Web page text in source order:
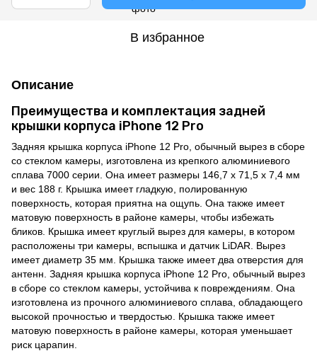
В избранное
Описание
Преимущества и комплектация задней
крышки корпуса iPhone 12 Pro
Задняя крышка корпуса iPhone 12 Pro, обычный вырез в сборе
со стеклом камеры, изготовлена из крепкого алюминиевого
сплава 7000 серии. Она имеет размеры 146,7 x 71,5 x 7,4 мм
и вес 188 г. Крышка имеет гладкую, полированную
поверхность, которая приятна на ощупь. Она также имеет
матовую поверхность в районе камеры, чтобы избежать
бликов. Крышка имеет круглый вырез для камеры, в котором
расположены три камеры, вспышка и датчик LiDAR. Вырез
имеет диаметр 35 мм. Крышка также имеет два отверстия для
антенн. Задняя крышка корпуса iPhone 12 Pro, обычный вырез
в сборе со стеклом камеры, устойчива к повреждениям. Она
изготовлена из прочного алюминиевого сплава, обладающего
высокой прочностью и твердостью. Крышка также имеет
матовую поверхность в районе камеры, которая уменьшает
риск царапин.